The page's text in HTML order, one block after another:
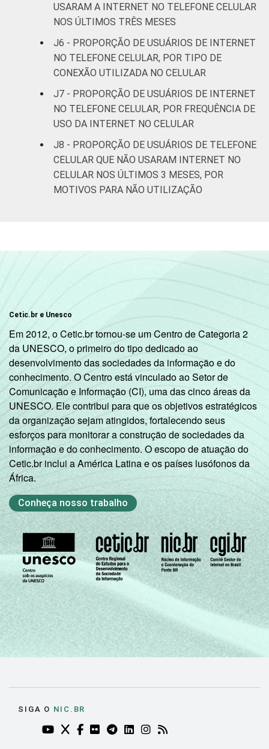
SM até 10
SM
95 5 0
Mais de 10
95 5
Classe
social
A 97 3 0
B 95
C 87 12
DE 64
USARAM A INTERNET NO TELEFONE CELULAR
NOS ÚLTIMOS TRÊS MESES
J6 - PROPORÇÃO DE USUÁRIOS DE INTERNET
NO TELEFONE CELULAR, POR TIPO DE
CONEXÃO UTILIZADA NO CELULAR
J7 - PROPORÇÃO DE USUÁRIOS DE INTERNET
NO TELEFONE CELULAR, POR FREQUÊNCIA DE
USO DA INTERNET NO CELULAR
J8 - PROPORÇÃO DE USUÁRIOS DE TELEFONE
CELULAR QUE NÃO USARAM INTERNET NO
CELULAR NOS ÚLTIMOS 3 MESES, POR
MOTIVOS PARA NÃO UTILIZAÇÃO
Cetic.br e Unesco
Em 2012, o Cetic.br tornou-se um Centro de Categoria 2
da UNESCO, o primeiro do tipo dedicado ao
desenvolvimento das sociedades da informação e do
conhecimento. O Centro está vinculado ao Setor de
Comunicação e Informação (CI), uma das cinco áreas da
UNESCO. Ele contribui para que os objetivos estratégicos
da organização sejam atingidos, fortalecendo seus
esforços para monitorar a construção de sociedades da
informação e do conhecimento. O escopo de atuação do
Cetic.br inclui a América Latina e os países lusófonos da
África.
Conheça nosso trabalho
SIGA O NIC.BR
YOUTUBE DO NIC.BR (ABRE EM NOVA ABA)
TWITTER DO NIC.BR (ABRE EM NOVA ABA)
FACEBOOK DO NIC.BR (ABRE EM NOVA
FLICKR DO NIC.BR (ABRE EM NOVA
TELEGRAM DO NIC.BR (ABRE EM
LINKEDIN DO NIC.BR (ABRE
INSTAGRAM DO NIC.BR
RSS DO NIC.BR (ABRE